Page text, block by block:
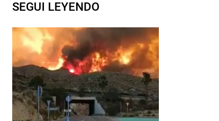
SEGUI LEYENDO